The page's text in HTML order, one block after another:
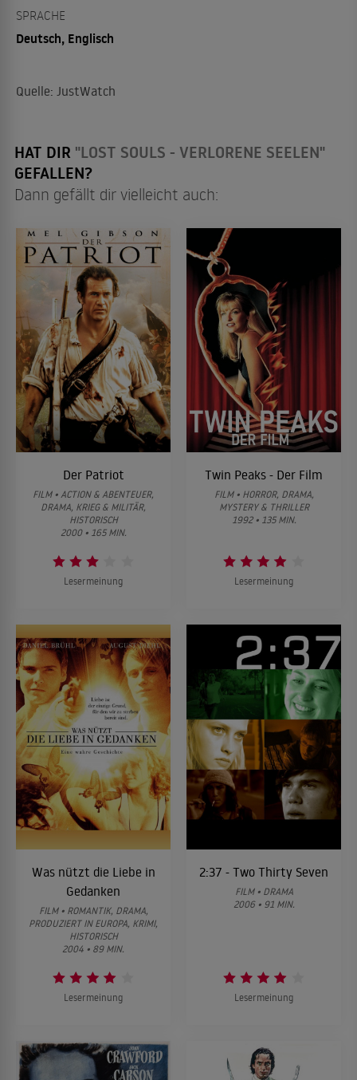
SPRACHE
Deutsch, Englisch
Quelle: JustWatch
HAT DIR "LOST SOULS - VERLORENE SEELEN"
GEFALLEN?
Dann gefällt dir vielleicht auch:
Der Patriot
FILM • ACTION & ABENTEUER,
DRAMA, KRIEG & MILITÄR,
HISTORISCH
2000 • 165 MIN.
Lesermeinung
Twin Peaks - Der Film
FILM • HORROR, DRAMA,
MYSTERY & THRILLER
1992 • 135 MIN.
Lesermeinung
Was nützt die Liebe in
Gedanken
FILM • ROMANTIK, DRAMA,
PRODUZIERT IN EUROPA, KRIMI,
HISTORISCH
2004 • 89 MIN.
Lesermeinung
2:37 - Two Thirty Seven
FILM • DRAMA
2006 • 91 MIN.
Lesermeinung